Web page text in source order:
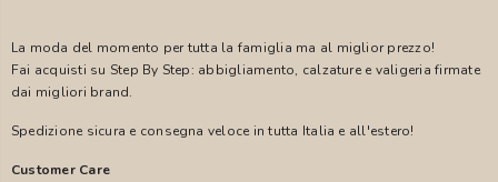
La moda del momento per tutta la famiglia ma al miglior prezzo!
Fai acquisti su Step By Step: abbigliamento, calzature e valigeria firmate
dai migliori brand.
Spedizione sicura e consegna veloce in tutta Italia e all'estero!
Customer Care